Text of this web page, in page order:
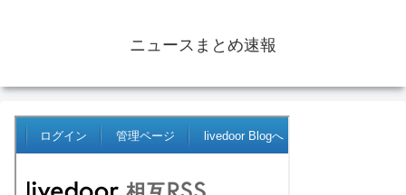
ニュースまとめ速報